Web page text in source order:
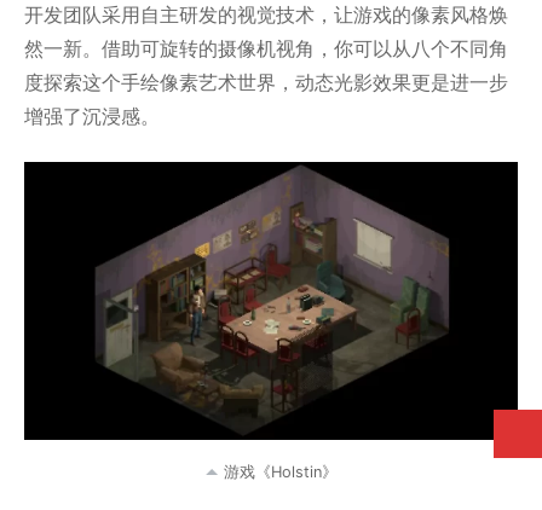
开发团队采用自主研发的视觉技术，让游戏的像素风格焕
然一新。借助可旋转的摄像机视角，你可以从八个不同角
度探索这个手绘像素艺术世界，动态光影效果更是进一步
增强了沉浸感。
游戏《Holstin》